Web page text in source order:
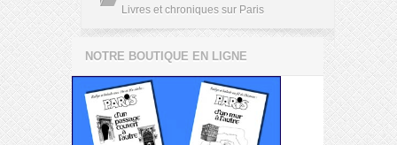
Livres et chroniques sur Paris
NOTRE BOUTIQUE EN LIGNE